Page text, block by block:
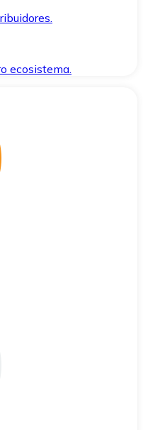
ecosistema.